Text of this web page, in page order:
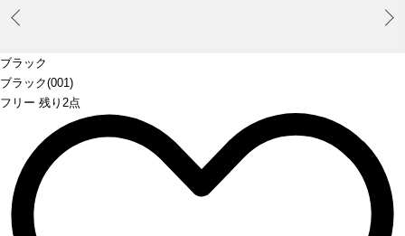
ブラック
ブラック(001)
フリー 残り2点